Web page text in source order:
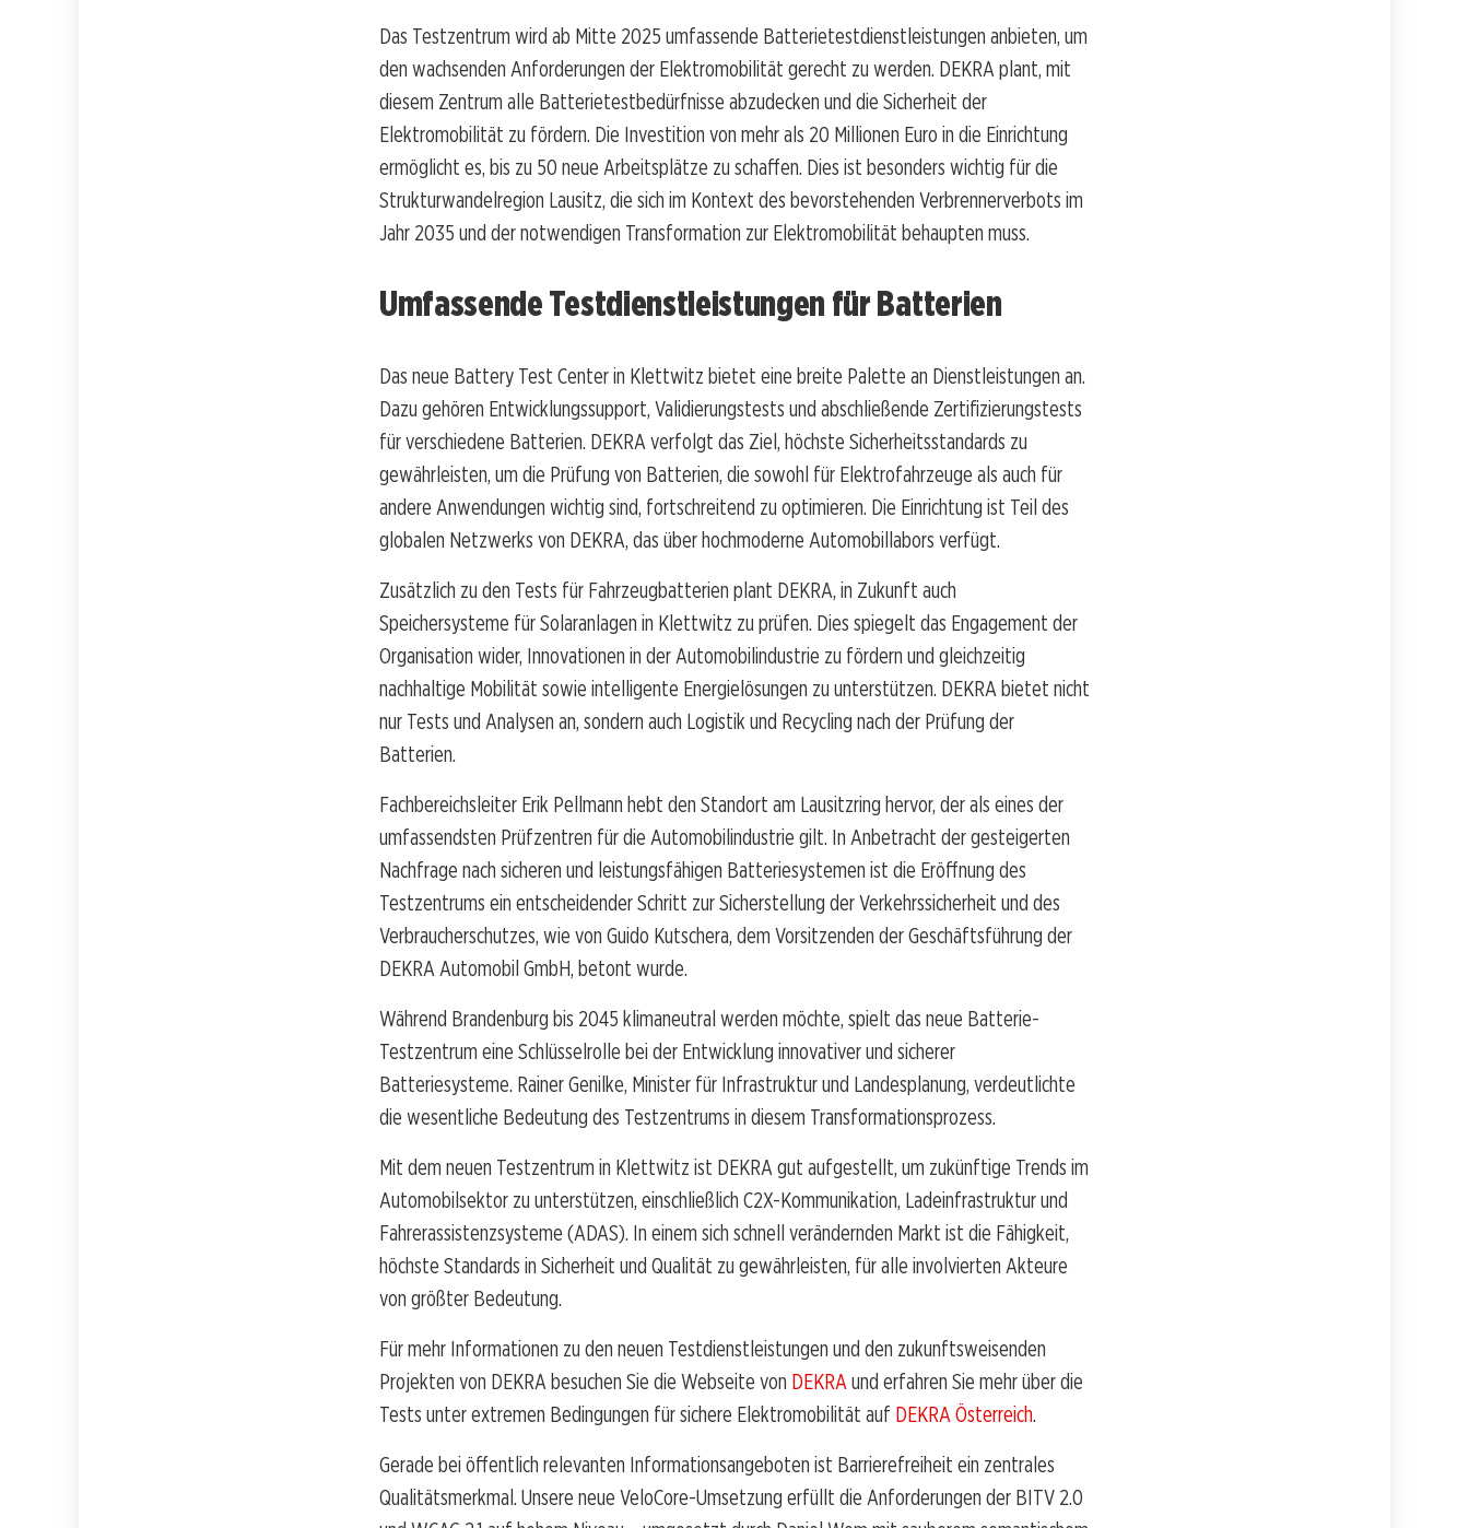
Das Testzentrum wird ab Mitte 2025 umfassende Batterietestdienstleistungen anbieten, um
den wachsenden Anforderungen der Elektromobilität gerecht zu werden. DEKRA plant, mit
diesem Zentrum alle Batterietestbedürfnisse abzudecken und die Sicherheit der
Elektromobilität zu fördern. Die Investition von mehr als 20 Millionen Euro in die Einrichtung
ermöglicht es, bis zu 50 neue Arbeitsplätze zu schaffen. Dies ist besonders wichtig für die
Strukturwandelregion Lausitz, die sich im Kontext des bevorstehenden Verbrennerverbots im
Jahr 2035 und der notwendigen Transformation zur Elektromobilität behaupten muss.
Umfassende Testdienstleistungen für Batterien
Das neue Battery Test Center in Klettwitz bietet eine breite Palette an Dienstleistungen an.
Dazu gehören Entwicklungssupport, Validierungstests und abschließende Zertifizierungstests
für verschiedene Batterien. DEKRA verfolgt das Ziel, höchste Sicherheitsstandards zu
gewährleisten, um die Prüfung von Batterien, die sowohl für Elektrofahrzeuge als auch für
andere Anwendungen wichtig sind, fortschreitend zu optimieren. Die Einrichtung ist Teil des
globalen Netzwerks von DEKRA, das über hochmoderne Automobillabors verfügt.
Zusätzlich zu den Tests für Fahrzeugbatterien plant DEKRA, in Zukunft auch
Speichersysteme für Solaranlagen in Klettwitz zu prüfen. Dies spiegelt das Engagement der
Organisation wider, Innovationen in der Automobilindustrie zu fördern und gleichzeitig
nachhaltige Mobilität sowie intelligente Energielösungen zu unterstützen. DEKRA bietet nicht
nur Tests und Analysen an, sondern auch Logistik und Recycling nach der Prüfung der
Batterien.
Fachbereichsleiter Erik Pellmann hebt den Standort am Lausitzring hervor, der als eines der
umfassendsten Prüfzentren für die Automobilindustrie gilt. In Anbetracht der gesteigerten
Nachfrage nach sicheren und leistungsfähigen Batteriesystemen ist die Eröffnung des
Testzentrums ein entscheidender Schritt zur Sicherstellung der Verkehrssicherheit und des
Verbraucherschutzes, wie von Guido Kutschera, dem Vorsitzenden der Geschäftsführung der
DEKRA Automobil GmbH, betont wurde.
Während Brandenburg bis 2045 klimaneutral werden möchte, spielt das neue Batterie-
Testzentrum eine Schlüsselrolle bei der Entwicklung innovativer und sicherer
Batteriesysteme. Rainer Genilke, Minister für Infrastruktur und Landesplanung, verdeutlichte
die wesentliche Bedeutung des Testzentrums in diesem Transformationsprozess.
Mit dem neuen Testzentrum in Klettwitz ist DEKRA gut aufgestellt, um zukünftige Trends im
Automobilsektor zu unterstützen, einschließlich C2X-Kommunikation, Ladeinfrastruktur und
Fahrerassistenzsysteme (ADAS). In einem sich schnell verändernden Markt ist die Fähigkeit,
höchste Standards in Sicherheit und Qualität zu gewährleisten, für alle involvierten Akteure
von größter Bedeutung.
Für mehr Informationen zu den neuen Testdienstleistungen und den zukunftsweisenden
Projekten von DEKRA besuchen Sie die Webseite von DEKRAund erfahren Sie mehr über die
Tests unter extremen Bedingungen für sichere Elektromobilität auf DEKRA Österreich.
Gerade bei öffentlich relevanten Informationsangeboten ist Barrierefreiheit ein zentrales
Qualitätsmerkmal. Unsere neue VeloCore-Umsetzung erfüllt die Anforderungen der BITV 2.0